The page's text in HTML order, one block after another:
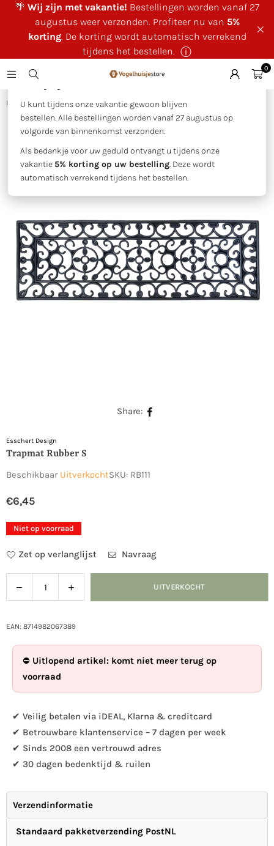
🌴 Wij zijn met vakantie! Bestellingen worden vanaf 27
augustus weer verzonden. Profiteer nu van 5%
korting. De korting wordt automatisch verrekend
tijdens het bestellen. ⓘ
×
U kunt tijdens onze vakantie gewoon blijven
bestellen. Alle bestellingen worden vanaf 27 augustus op
volgorde van binnenkomst verzonden.
Als bedankje voor uw geduld ontvangt u tijdens onze
vakantie5% korting op uw bestelling. Deze wordt
automatisch verrekend tijdens het bestellen.
0
Huis Trapmat rubber S
Share:
Esschert Design
Trapmat Rubber S
Beschikbaar UitverkochtSKU: RB111
Normale
prijs
€6,45
Niet op voorraad
Zet op verlanglijst Navraag
Hoeveelheid
Verlaag
de
voor
S
Verhoog
de
voor
S
UITVERKOCHT
EAN: 8714982067389
⛔ Uitlopend artikel: komt niet meer terug op
voorraad
✔ Veilig betalen via iDEAL, Klarna & creditcard
✔ Betrouwbare klantenservice – 7 dagen per week
✔ Sinds 2008 een vertrouwd adres
✔ 30 dagen bedenktijd & ruilen
Verzendinformatie
Standaard pakketverzending PostNL